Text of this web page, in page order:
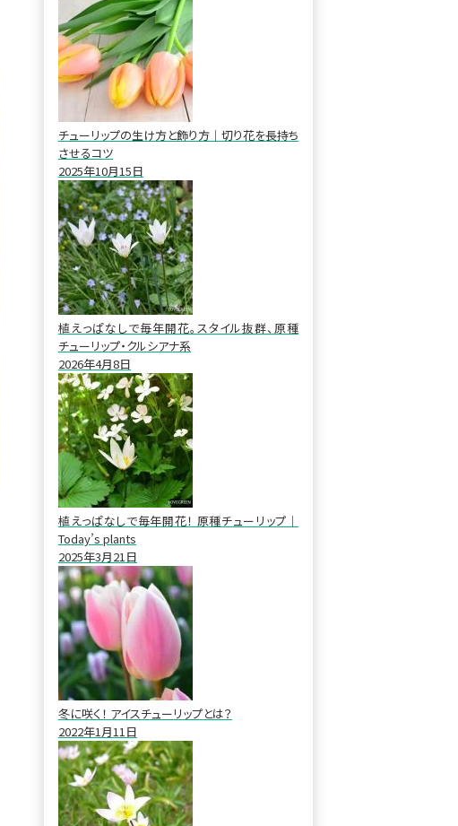
チューリップの生け方と飾り方｜切り花を長持ち
させるコツ
2025年10月15日
植えっぱなしで毎年開花。スタイル抜群、原種
チューリップ・クルシアナ系
2026年4月8日
植えっぱなしで毎年開花！ 原種チューリップ｜
Today’s plants
2025年3月21日
冬に咲く！ アイスチューリップとは？
2022年1月11日